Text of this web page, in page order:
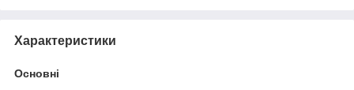
Характеристики
Основні